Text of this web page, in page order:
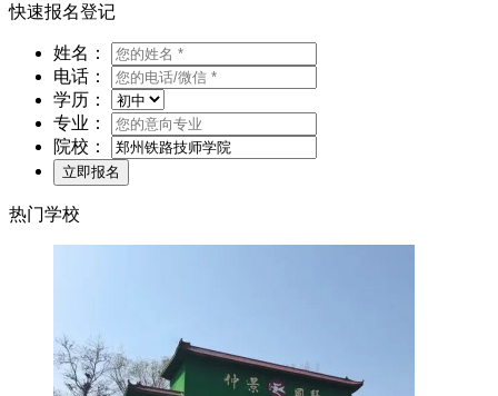
快速报名登记
姓名：
电话：
学历：
专业：
院校：
热门学校